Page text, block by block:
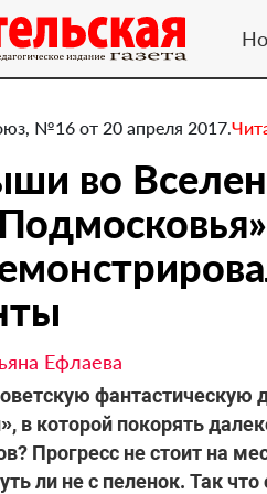
№16 от 20 апреля 2017.
во
Ефлаева
фантастическую
в которой покорять
Прогресс не стоит на
ли не с пеленок. Так